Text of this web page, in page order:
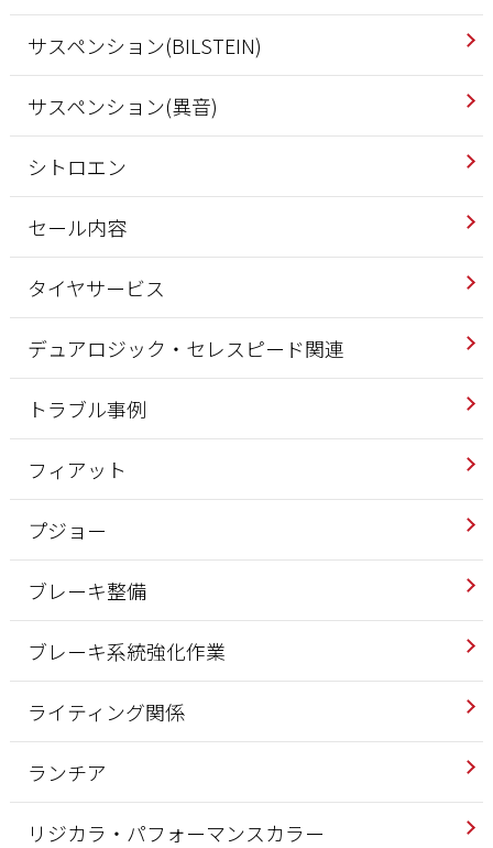
サスペンション(BILSTEIN)
サスペンション(異音)
シトロエン
セール内容
タイヤサービス
デュアロジック・セレスピード関連
トラブル事例
フィアット
プジョー
ブレーキ整備
ブレーキ系統強化作業
ライティング関係
ランチア
リジカラ・パフォーマンスカラー